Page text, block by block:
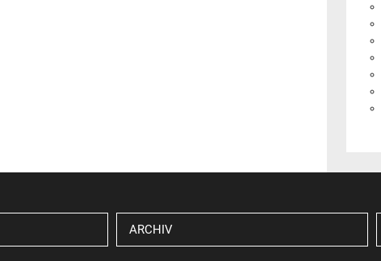
ARCHIV